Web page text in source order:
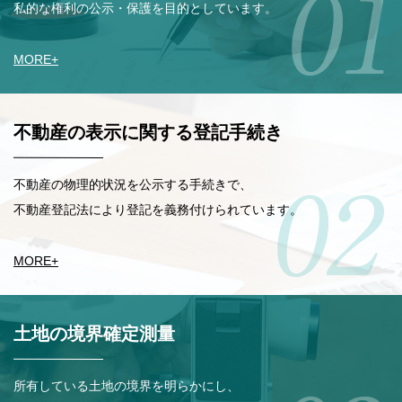
私的な権利の公示・保護を目的としています。
MORE+
不動産の表示に関する登記手続き
不動産の物理的状況を公示する手続きで、
不動産登記法により登記を義務付けられています。
MORE+
土地の境界確定測量
所有している土地の境界を明らかにし、